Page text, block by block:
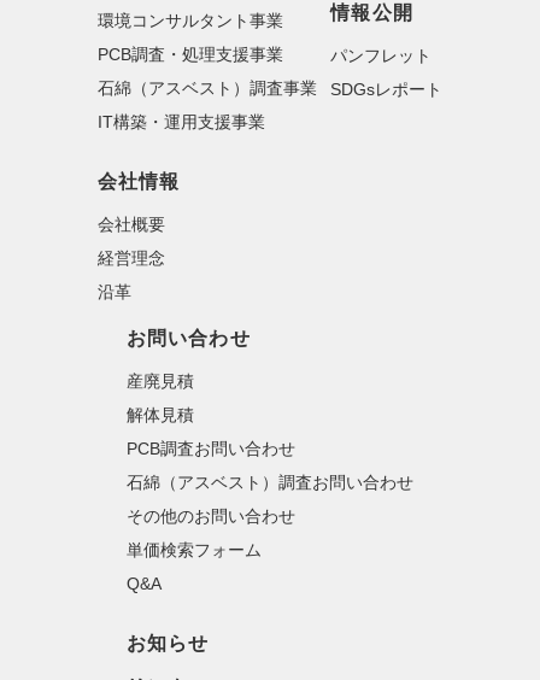
環境コンサルタント事業
PCB調査・処理支援事業
石綿（アスベスト）調査事業
IT構築・運用支援事業
会社情報
会社概要
経営理念
沿革
情報公開
パンフレット
SDGsレポート
お問い合わせ
産廃見積
解体見積
PCB調査お問い合わせ
石綿（アスベスト）調査お問い合わせ
その他のお問い合わせ
単価検索フォーム
Q&A
お知らせ